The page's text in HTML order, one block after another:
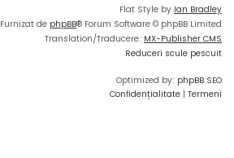
Flat Style by Ian Bradley
Furnizat de phpBB® Forum Software © phpBB Limited
Translation/Traducere: MX-Publisher CMS
Reduceri scule pescuit
Optimized by: phpBB SEO
Confidențialitate | Termeni